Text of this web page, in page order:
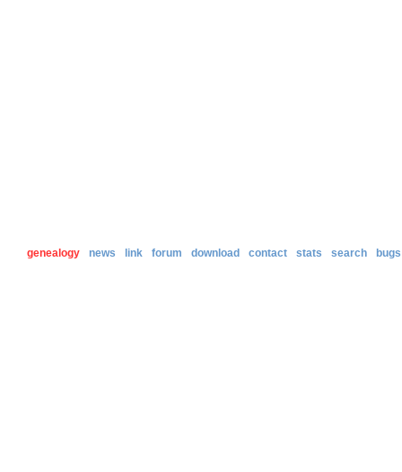
genealogy news link forum download contact stats search bugs